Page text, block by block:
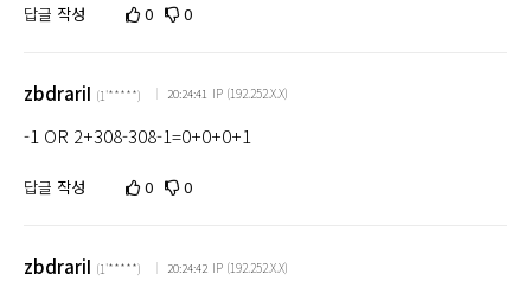
답글 작성 0 0
zbdrariI (1'*****) 20:24:41 IP (192.252.X.X)
-1 OR 2+308-308-1=0+0+0+1
답글 작성 0 0
zbdrariI (1'*****) 20:24:42 IP (192.252.X.X)